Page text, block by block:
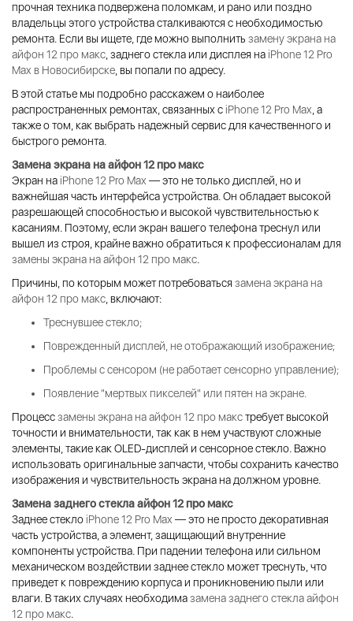
прочная техника подвержена поломкам, и рано или поздно
владельцы этого устройства сталкиваются с необходимостью
ремонта. Если вы ищете, где можно выполнить замену экрана на
айфон 12 про макс , заднего стекла или дисплея наiPhone 12 Pro
Max в Новосибирске , вы попали по адресу.
В этой статье мы подробно расскажем о наиболее
распространенных ремонтах, связанных сiPhone 12 Pro Max , а
также о том, как выбрать надежный сервис для качественного и
быстрого ремонта.
Замена экрана на айфон 12 про макс
Экран наiPhone 12 Pro Max — это не только дисплей, но и
важнейшая часть интерфейса устройства. Он обладает высокой
разрешающей способностью и высокой чувствительностью к
касаниям. Поэтому, если экран вашего телефона треснул или
вышел из строя, крайне важно обратиться к профессионалам для
замены экрана на айфон 12 про макс.
Причины, по которым может потребоваться замена экрана на
айфон 12 про макс , включают:
Треснувшее стекло;
Поврежденный дисплей, не отображающий изображение;
Проблемы с сенсором (не работает сенсорно управление);
Появление "мертвых пикселей" или пятен на экране.
Процессзамены экрана на айфон 12 про макстребует высокой
точности и внимательности, так как в нем участвуют сложные
элементы, такие как OLED-дисплей и сенсорное стекло. Важно
использовать оригинальные запчасти, чтобы сохранить качество
изображения и чувствительность экрана на должном уровне.
Замена заднего стекла айфон 12 про макс
Заднее стеклоiPhone 12 Pro Max — это не просто декоративная
часть устройства, а элемент, защищающий внутренние
компоненты устройства. При падении телефона или сильном
механическом воздействии заднее стекло может треснуть, что
приведет к повреждению корпуса и проникновению пыли или
влаги. В таких случаях необходимазамена заднего стеклаайфон
12 про макс.